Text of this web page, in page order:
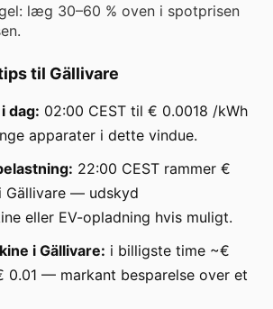
læg 30–60 % oven i spotprisen
til Gällivare
dag: 02:00 CEST til € 0.0018 /kWh
apparater i dette vindue.
22:00 CEST rammer €
Gällivare — udskyd
eller EV-opladning hvis muligt.
i Gällivare: i billigste time ~€
0.01 — markant besparelse over et